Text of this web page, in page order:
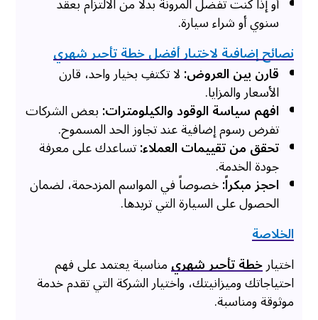
سنوي أو شراء سيارة.
نصائح إضافية لاختيار أفضل خطة تأجير شهري
قارن بين العروض:لا تكتفِ بخيار واحد، قارن
الأسعار والمزايا.
افهم سياسة الوقود والكيلومترات:بعض الشركات
تفرض رسوم إضافية عند تجاوز الحد المسموح.
تحقق من تقييمات العملاء:تساعدك على معرفة
جودة الخدمة.
احجز مبكراً:خصوصاً في المواسم المزدحمة، لضمان
الحصول على السيارة التي تريدها.
الخلاصة
اختيارخطة تأجير شهريمناسبة يعتمد على فهم
احتياجاتك وميزانيتك، واختيار الشركة التي تقدم خدمة
موثوقة ومناسبة.